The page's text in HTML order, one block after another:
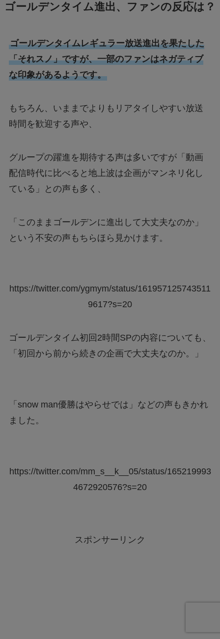
ゴールデンタイム進出、ファンの反応は？
ゴールデンタイムレギュラー放送進出を果たした
「それスノ」ですが、一部のファンはネガティブ
な印象があるようです。
もちろん、いままでよりもリアタイしやすい放送
時間を歓迎する声や、
グループの躍進を期待する声は多いですが「動画
配信時代に比べると地上波は企画がマンネリ化し
ている」との声も多く、
「このままゴールデンに進出して大丈夫なのか」
という不安の声もちらほら見かけます。
https://twitter.com/ygmym/status/161957125743511
9617?s=20
ゴールデンタイム初回2時間SPの内容についても、
「初回から前から続きの企画で大丈夫なのか。」
「snow man優勝はやらせでは」などの声もきかれ
ました。
https://twitter.com/mm_s__k__05/status/165219993
4672920576?s=20
スポンサーリンク